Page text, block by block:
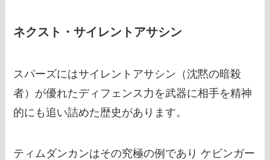
ネクスト・サイレントアサシン
スパーズにはサイレントアサシン（沈黙の暗殺
者）が優れたディフェンス力を武器に相手を精神
的にも追い詰めた歴史があります。
ティムダンカンはその究極の例であり ケビンガー